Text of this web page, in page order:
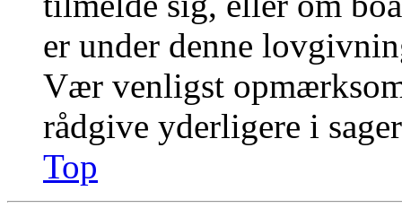
er under denne
Vær venligst
rådgive yderligere i
Top